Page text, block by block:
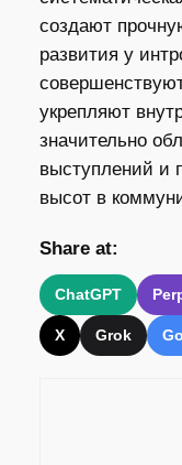
создают
развития у
укрепляют
значительно
выступлений и
высот в
Share at:
ChatGPT
X Grok